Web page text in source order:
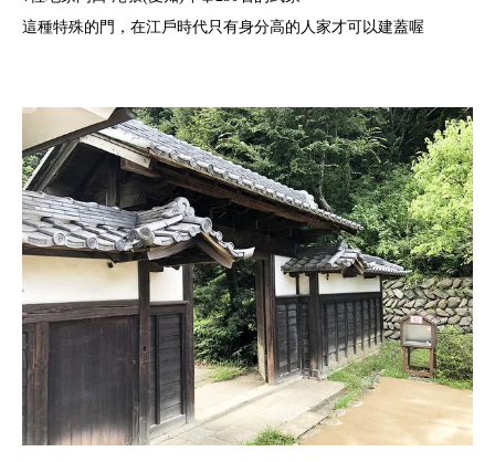
這種特殊的門，在江戶時代只有身分高的人家才可以建蓋喔